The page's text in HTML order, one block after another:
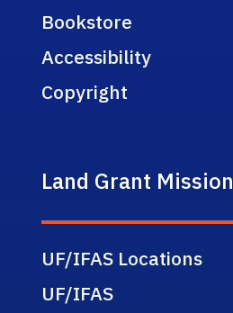
Bookstore
Accessibility
Copyright
Land Grant Mission
UF/IFAS Locations
UF/IFAS